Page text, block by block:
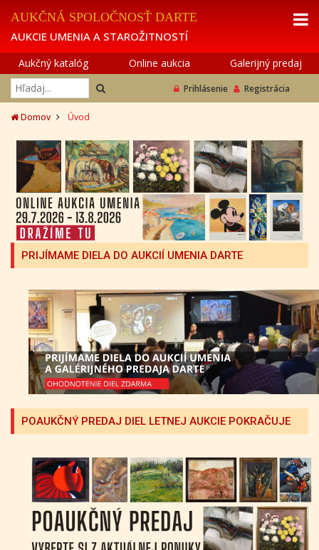
AUKČNÁ SPOLOČNOSŤ DARTE
AUKCIE UMENIA A STAROŽITNOSTÍ
Aukčný katalóg Online aukcia Galerijný predaj
Prihlásenie Registrácia
Domov Úvod
PRIJÍMAME DIELA DO AUKCIÍ UMENIA DARTE
POAUKČNÝ PREDAJ DIEL LETNEJ AUKCIE POKRAČUJE